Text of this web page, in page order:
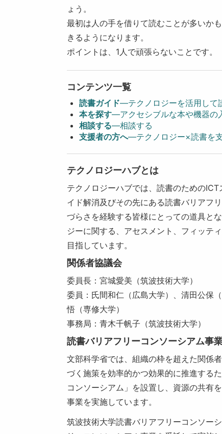
ょう。
最初は人の手を借りて読むことが多いか
きるようになります。
ポイントは、1人で頑張らないことです。
コンテンツ一覧
読書ガイド―テクノロジーを活用して
本を探す―アクセシブルな本や機器の
相談する―相談する
支援者の方へ―テクノロジー×読書を
テクノロジーハブとは
テクノロジーハブでは、読書のための
イド解消及びその先にある読書バリアフ
づらさを経験する皆様にとっての道具と
ジーに関する、アセスメント、フィッテ
目指しています。
関係者協議会
委員長：宮城愛美（筑波技術大学）
委員：氏間和仁（広島大学）、清田公保
悟（専修大学）
事務局：青木千帆子（筑波技術大学）
読書バリアフリーコンソーシアム事
文部科学省では、組織の枠を超えた関係
づく施策を効率的かつ効果的に推進する
コンソーシアム」を設置し、資源の共有
事業を実施しています。
筑波技術大学読書バリアフリーコンソー